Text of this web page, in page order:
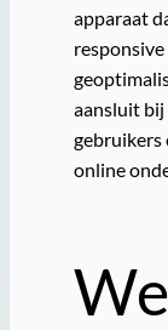
apparaat
aansluit bij
gebruikers
online